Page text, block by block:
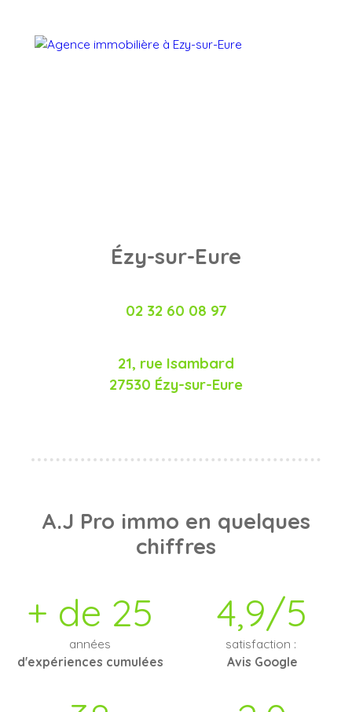
Ézy-sur-Eure
02 32 60 08 97
21, rue Isambard
27530 Ézy-sur-Eure
A.J Pro immo en quelques
chiffres
+ de 25
années
d'expériences cumulées
4,9/5
satisfaction :
Avis Google